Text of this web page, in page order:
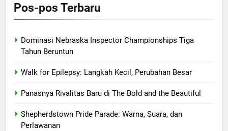
Pos-pos Terbaru
Dominasi Nebraska Inspector Championships Tiga
Tahun Beruntun
Walk for Epilepsy: Langkah Kecil, Perubahan Besar
Panasnya Rivalitas Baru di The Bold and the Beautiful
Shepherdstown Pride Parade: Warna, Suara, dan
Perlawanan